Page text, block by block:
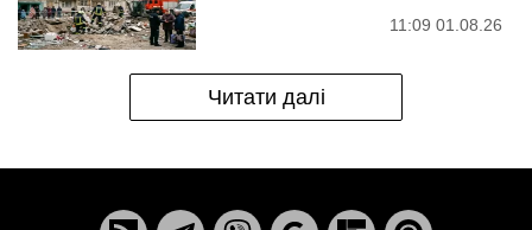
11:09 01.08.26
Читати далі